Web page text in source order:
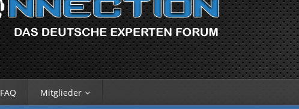
FAQ Mitglieder